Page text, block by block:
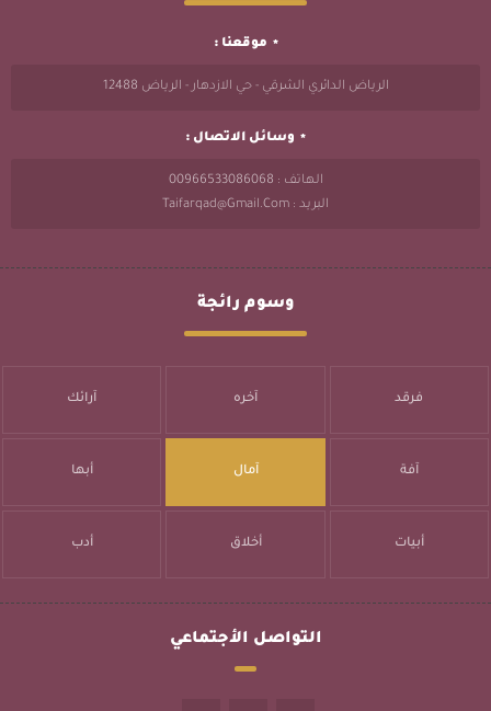
موقعنا :
الرياض الدائري الشرقي - حي الازدهار - الرياض 12488
وسائل الاتصال :
الهاتف : 00966533086068
البريد : Taifarqad@gmail.com
وسوم رائجة
فرقد آخره آرائك
آفة آمال أبها
أبيات أخلاق أدب
التواصل الأجتماعي